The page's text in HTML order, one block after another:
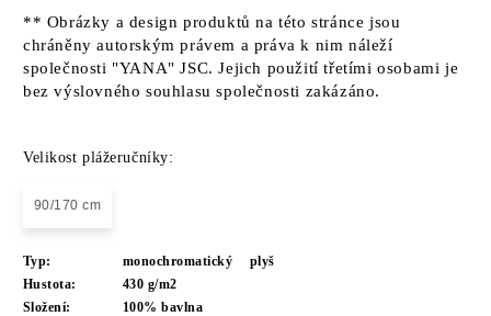
** Obrázky a design produktů na této stránce jsou
chráněny autorským právem a práva k nim náleží
společnosti "YANA" JSC. Jejich použití třetími osobami je
bez výslovného souhlasu společnosti zakázáno.
Velikost plážeručníky:
90/170 cm
Typ: monochromatický
plyš
Hustota:
430 g/m2
Složení:
100% bavlna